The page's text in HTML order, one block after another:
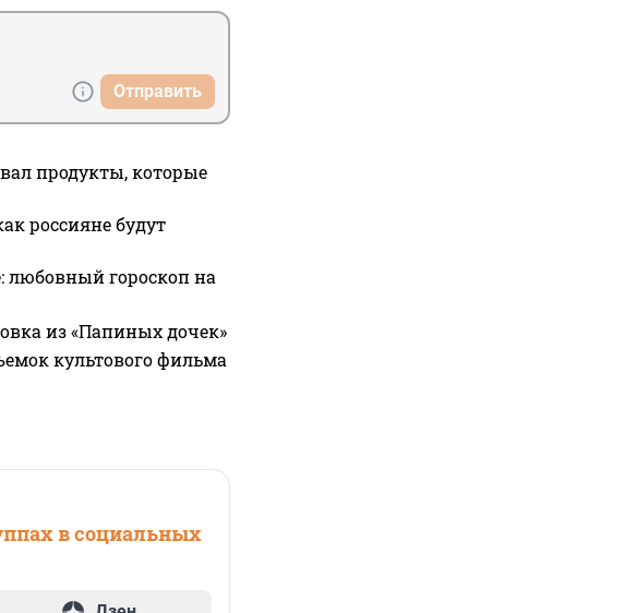
Отправить
продукты, которые
россияне будут
любовный гороскоп на
из «Папиных дочек»
культового фильма
в социальных